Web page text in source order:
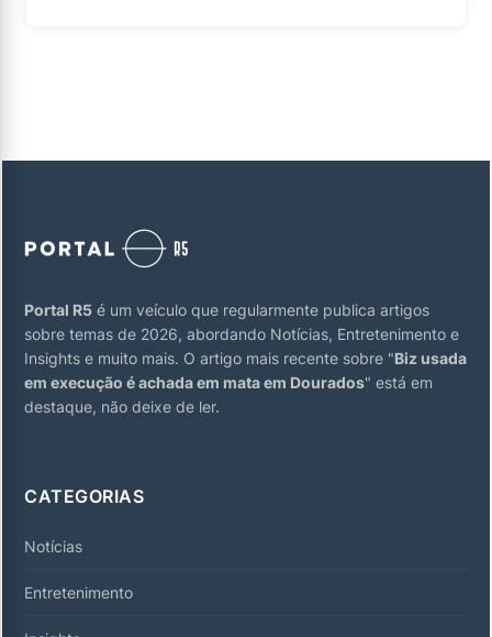
Portal R5 é um veículo que regularmente publica artigos
sobre temas de 2026, abordando Notícias, Entretenimento e
Insights e muito mais. O artigo mais recente sobre "Biz usada
em execução é achada em mata em Dourados" está em
destaque, não deixe de ler.
CATEGORIAS
Notícias
Entretenimento